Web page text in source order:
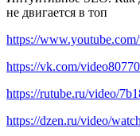
не двигается в топ
https://
https://vk.com/
https://rutube.ru/video/
https://dzen.ru/video/